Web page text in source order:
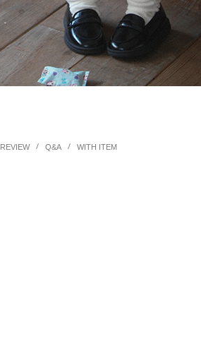
REVIEW/ Q&A/ WITH ITEM